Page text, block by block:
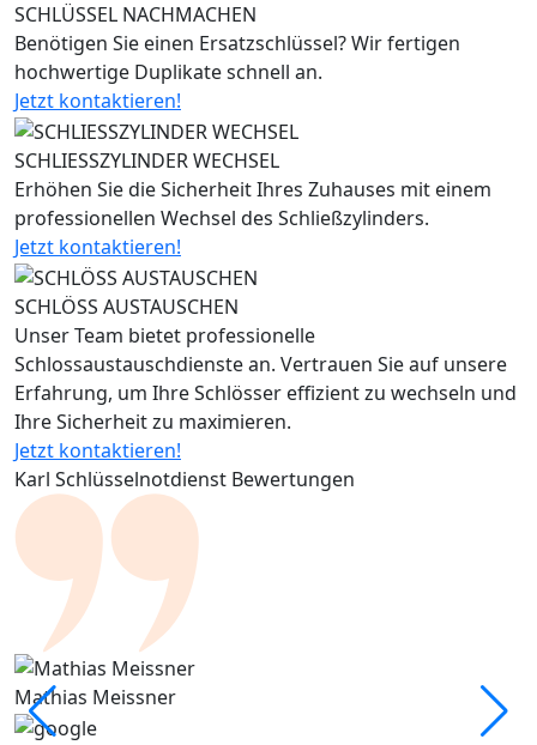
SCHLÜSSEL NACHMACHEN
Benötigen Sie einen Ersatzschlüssel? Wir fertigen
hochwertige Duplikate schnell an.
Jetzt kontaktieren!
SCHLIESSZYLINDER WECHSEL
Erhöhen Sie die Sicherheit Ihres Zuhauses mit einem
professionellen Wechsel des Schließzylinders.
Jetzt kontaktieren!
SCHLÖSS AUSTAUSCHEN
Unser Team bietet professionelle
Schlossaustauschdienste an. Vertrauen Sie auf unsere
Erfahrung, um Ihre Schlösser effizient zu wechseln und
Ihre Sicherheit zu maximieren.
Jetzt kontaktieren!
Karl Schlüsselnotdienst Bewertungen
Mathias Meissner